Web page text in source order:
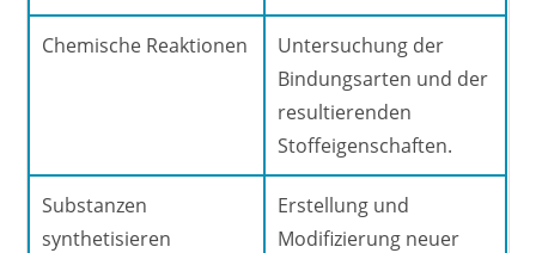
Chemische Reaktionen
Untersuchung der
Bindungsarten und der
resultierenden
Stoffeigenschaften.
Substanzen
synthetisieren
Erstellung und
Modifizierung neuer